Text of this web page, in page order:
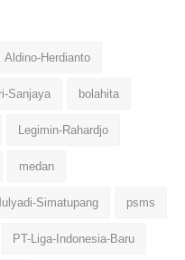
Aldino-Herdianto
Sanjaya bolahita
Legimin-Rahardjo
medan
Simatupang psms
PT-Liga-Indonesia-Baru